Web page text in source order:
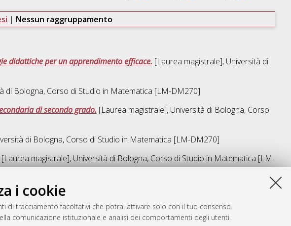
i cookie
di tracciamento facoltativi che potrai attivare solo con il tuo consenso.
comunicazione istituzionale e analisi dei comportamenti degli utenti.
| Nessun raggruppamento
didattiche per un apprendimento efficace. [Laurea magistrale], Università di
di Bologna, Corso di Studio in Matematica [LM-DM270]
di secondo grado. [Laurea magistrale], Università di Bologna, Corso
di Bologna, Corso di Studio in Matematica [LM-DM270]
[Laurea magistrale], Università di Bologna, Corso di Studio in Matematica [LM-
Questa lista e' stata generata il